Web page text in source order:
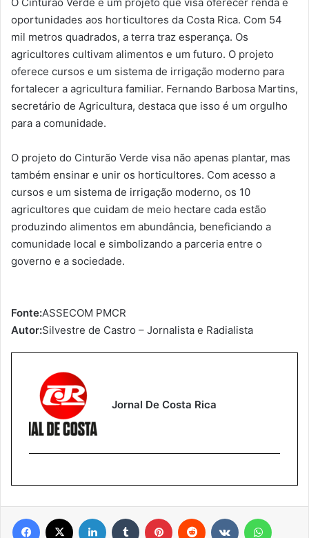
oportunidades aos horticultores da Costa Rica. Com 54
mil metros quadrados, a terra traz esperança. Os
agricultores cultivam alimentos e um futuro. O projeto
oferece cursos e um sistema de irrigação moderno para
fortalecer a agricultura familiar. Fernando Barbosa Martins,
secretário de Agricultura, destaca que isso é um orgulho
para a comunidade.
O projeto do Cinturão Verde visa não apenas plantar, mas
também ensinar e unir os horticultores. Com acesso a
cursos e um sistema de irrigação moderno, os 10
agricultores que cuidam de meio hectare cada estão
produzindo alimentos em abundância, beneficiando a
comunidade local e simbolizando a parceria entre o
governo e a sociedade.
Fonte:ASSECOM PMCR
Autor:Silvestre de Castro – Jornalista e Radialista
Jornal De Costa Rica
Facebook Linkedin Tumblr Pinterest Reddit